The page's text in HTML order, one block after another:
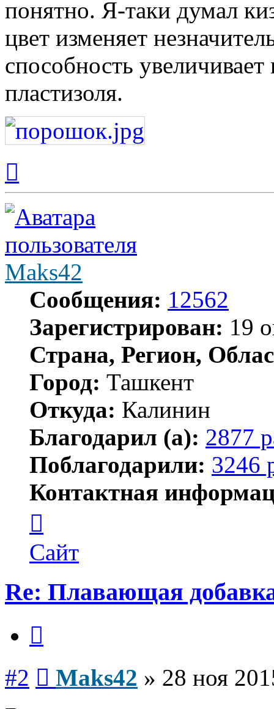
понятно. Я-таки думал
цвет изменяет
способность
пластизоля.
началу
Maks42
Сообщения: 12562
Зарегистрирован: 19
Страна, Регион,
Город: Ташкент
Откуда: Калинин
Благодарил (а): 2877
Поблагодарили: 3246
Контактная
пользователя
Maks42
Сайт
Re: Плавающая
#2 Maks42 » 28 ноя